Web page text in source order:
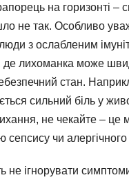
на горизонті –
не так. Особливо
з ослабленим
де лихоманка може
стан.
сильний біль у
не чекайте – це
сепсису чи
не ігнорувати